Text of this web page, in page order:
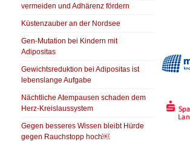
vermeiden und Adhärenz fördern
Küstenzauber an der Nordsee
Gen-Mutation bei Kindern mit
Adipositas
Gewichtsreduktion bei Adipositas ist
lebenslange Aufgabe
Nächtliche Atempausen schaden dem
Herz-Kreislaussystem
Gegen besseres Wissen bleibt Hürde
gegen Rauchstopp hoch￼